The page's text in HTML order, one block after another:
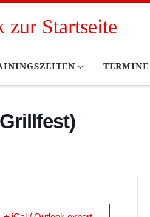
TERMINE